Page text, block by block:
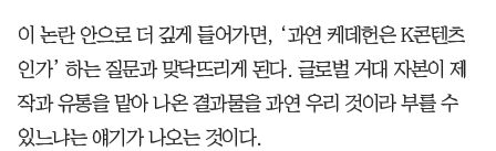
이 논란 안으로 더 깊게 들어가면, ‘과연 케데헌은 K콘텐츠
인가’ 하는 질문과 맞닥뜨리게 된다. 글로벌 거대 자본이 제
작과 유통을 맡아 나온 결과물을 과연 우리 것이라 부를 수
있느냐는 얘기가 나오는 것이다.